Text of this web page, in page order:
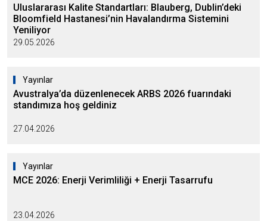
Uluslararası Kalite Standartları: Blauberg, Dublin’deki
Bloomfield Hastanesi’nin Havalandırma Sistemini
Yeniliyor
29.05.2026
Yayınlar
Avustralya’da düzenlenecek ARBS 2026 fuarındaki
standımıza hoş geldiniz
27.04.2026
Yayınlar
MCE 2026: Enerji Verimliliği + Enerji Tasarrufu
23.04.2026